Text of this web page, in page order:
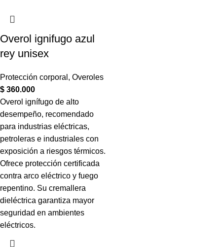
Overol ignifugo azul
rey unisex
Protección corporal , Overoles
$ 360.000
Overol ignífugo de alto
desempeño, recomendado
para industrias eléctricas,
petroleras e industriales con
exposición a riesgos térmicos.
Ofrece protección certificada
contra arco eléctrico y fuego
repentino. Su cremallera
dieléctrica garantiza mayor
seguridad en ambientes
eléctricos.